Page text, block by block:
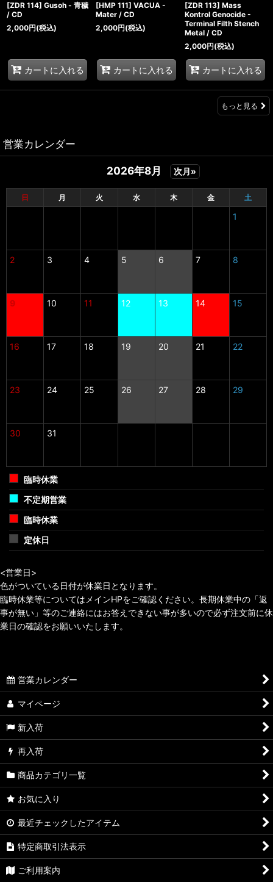
[ZDR 114] Gusoh - 青穢
/ CD
2,000円(税込)
カートに入れる
[HMP 111] VACUA -
Mater / CD
2,000円(税込)
カートに入れる
[ZDR 113] Mass
Kontrol Genocide -
Terminal Filth Stench
Metal / CD
2,000円(税込)
カートに入れる
もっと見る
営業カレンダー
2026年8月 次月»
日 月 火 水 木 金 土
1
2 3 4 5 6 7 8
9 10 11 12 13 14 15
16 17 18 19 20 21 22
23 24 25 26 27 28 29
30 31
臨時休業
不定期営業
臨時休業
定休日
<営業日>
色がついている日付が休業日となります。
臨時休業等についてはメインHPをご確認ください。長期休業中の「返
事が無い」等のご連絡にはお答えできない事が多いので必ず注文前に休
業日の確認をお願いいたします。
営業カレンダー
マイページ
新入荷
再入荷
商品カテゴリ一覧
お気に入り
最近チェックしたアイテム
特定商取引法表示
ご利用案内